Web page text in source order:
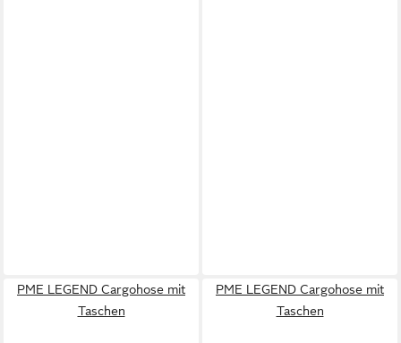
PME LEGEND Cargohose mit
Taschen
PME LEGEND Cargohose mit
Taschen